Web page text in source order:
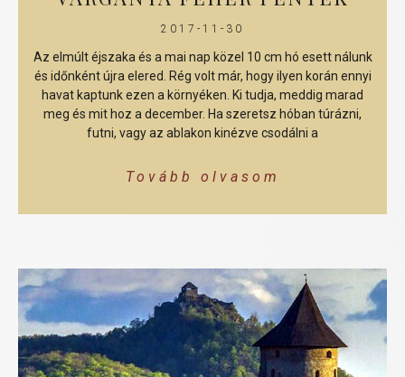
2017-11-30
Az elmúlt éjszaka és a mai nap közel 10 cm hó esett nálunk
és időnként újra elered. Rég volt már, hogy ilyen korán ennyi
havat kaptunk ezen a környéken. Ki tudja, meddig marad
meg és mit hoz a december. Ha szeretsz hóban túrázni,
futni, vagy az ablakon kinézve csodálni a
Tovább olvasom